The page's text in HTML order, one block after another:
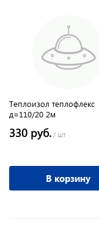
Теплоизол теплофлекс
д=110/20 2м
330 руб. / шт
В корзину